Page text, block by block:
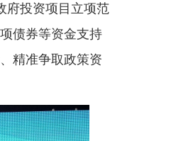
府投资项目立项范
债券等资金支持
精准争取政策资